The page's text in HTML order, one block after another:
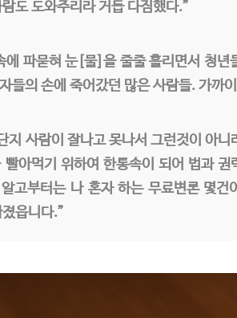
도 도와주리라 거듭 다짐했다.”
에 파묻혀 눈[물]을 줄줄 흘리면서 청년
들의 손에 죽어갔던 많은 사람들. 가까
지 사람이 잘나고 못나서 그런것이 아
빨아먹기 위하여 한통속이 되어 법과
고부터는 나 혼자 하는 무료변론 몇건
읍니다.”